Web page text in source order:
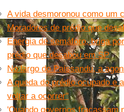
A vida desmoronou como um
Moradores de prédio que
Energia de semáforo, briga
prédio que desabou em SP
No largo do Paissandu, a
A queda do prédio ocupado e
voltar a ocorrer"
'Quando governos fracassam